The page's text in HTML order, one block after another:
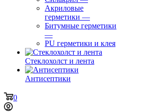
Акриловые
герметики —
Битумные герметики
—
PU герметики и клея
Стеклохолст и лента
Антисептики
0